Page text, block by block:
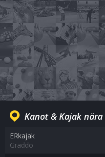
Kanot & Kajak
ERkajak
Gräddö